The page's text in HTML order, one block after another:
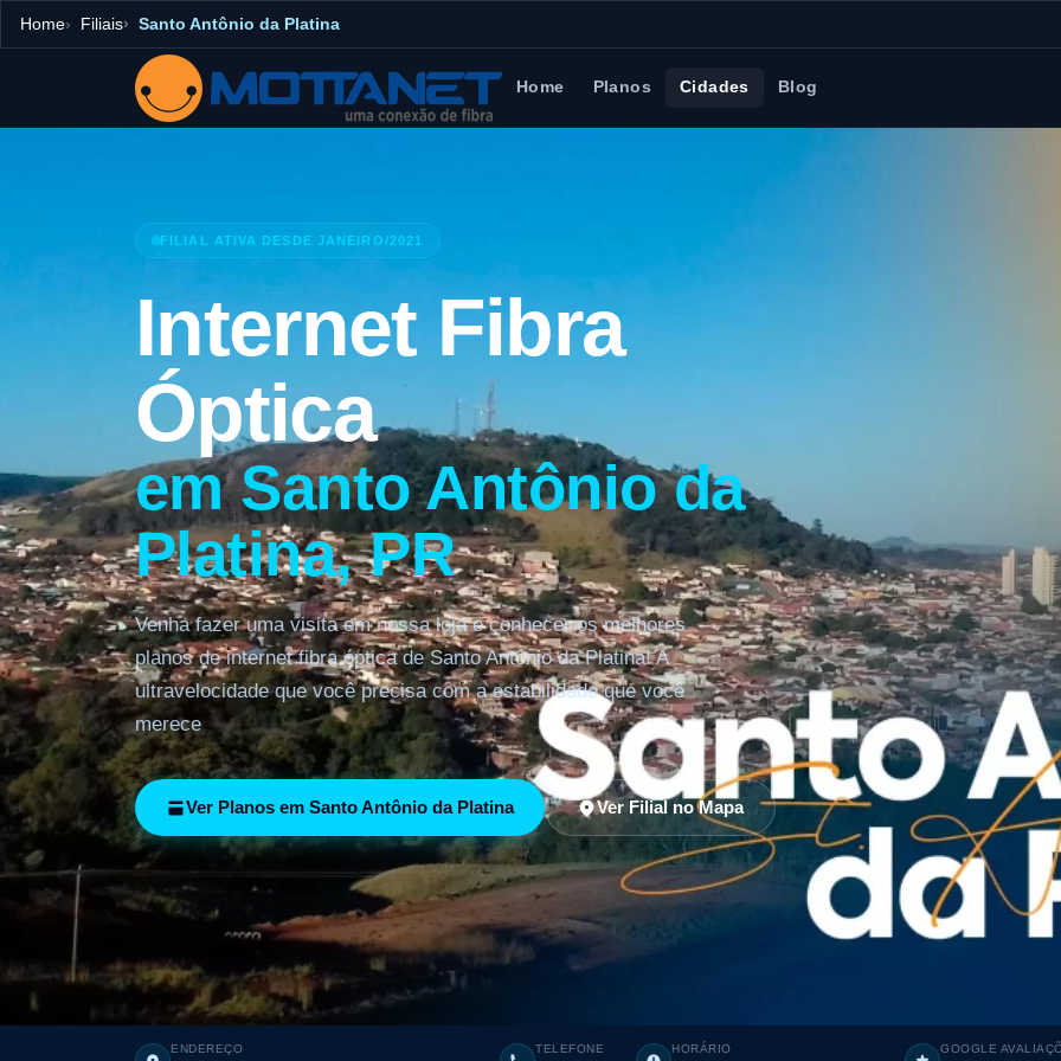
Home Filiais Santo Antônio da Platina
Home Planos Cidades Blog
FILIAL ATIVA DESDE JANEIRO/2021
Internet Fibra
Óptica
em Santo Antônio da
Platina, PR
Venha fazer uma visita em nossa loja e conhecer os melhores
planos de internet fibra óptica de Santo Antônio da Platina! A
ultravelocidade que você precisa com a estabilidade que você
merece
Ver Planos em Santo Antônio da Platina Ver Filial no Mapa
45 milHabitantes
Avaliação Google 1 avaliações
1000 MbpsVelocidade máxima
331 kmDa capital
ENDEREÇO TELEFONE HORÁRIO GOOGLE